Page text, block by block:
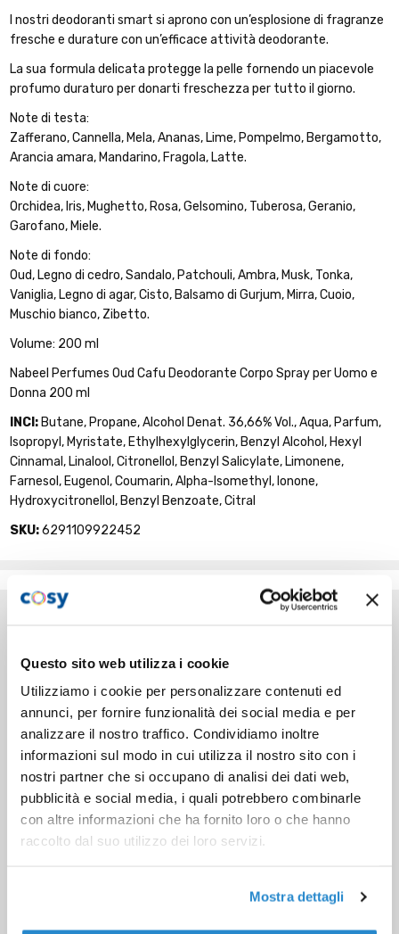
Questo sito web utilizza i cookie
Utilizziamo i cookie per personalizzare contenuti ed
annunci, per fornire funzionalità dei social media e per
analizzare il nostro traffico. Condividiamo inoltre
informazioni sul modo in cui utilizza il nostro sito con i
nostri partner che si occupano di analisi dei dati web,
pubblicità e social media, i quali potrebbero combinarle
con altre informazioni che ha fornito loro o che hanno
raccolto dal suo utilizzo dei loro servizi.
Mostra dettagli
I nostri deodoranti smart si aprono con un’esplosione di fragranze
fresche e durature con un’efficace attività deodorante.
La sua formula delicata protegge la pelle fornendo un piacevole
profumo duraturo per donarti freschezza per tutto il giorno.
Note di testa:
Zafferano, Cannella, Mela, Ananas, Lime, Pompelmo, Bergamotto,
Arancia amara, Mandarino, Fragola, Latte.
Note di cuore:
Orchidea, Iris, Mughetto, Rosa, Gelsomino, Tuberosa, Geranio,
Garofano, Miele.
Note di fondo:
Oud, Legno di cedro, Sandalo, Patchouli, Ambra, Musk, Tonka,
Vaniglia, Legno di agar, Cisto, Balsamo di Gurjum, Mirra, Cuoio,
Muschio bianco, Zibetto.
Volume: 200 ml
Nabeel Perfumes Oud Cafu Deodorante Corpo Spray per Uomo e
Donna 200 ml
INCI: Butane, Propane, Alcohol Denat. 36,66% Vol., Aqua, Parfum,
Isopropyl, Myristate, Ethylhexylglycerin, Benzyl Alcohol, Hexyl
Cinnamal, Linalool, Citronellol, Benzyl Salicylate, Limonene,
Farnesol, Eugenol, Coumarin, Alpha-Isomethyl, Ionone,
Hydroxycitronellol, Benzyl Benzoate, Citral
SKU:6291109922452